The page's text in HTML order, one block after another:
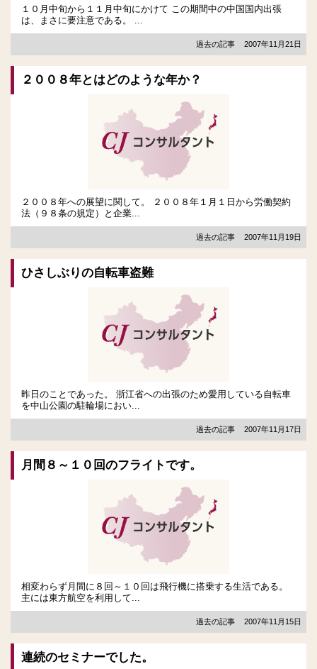
１０月中旬から１１月中旬にかけて この期間中の中国国内出張
は、まさに要注意である。 ...
過去の記事 2007年11月21日
２００８年とはどのような年か？
２００８年への展望に関して。 ２００８年１月１日から労働契約
法（９８条の規定）と企業...
過去の記事 2007年11月19日
ひさしぶりの自転車盗難
昨日のことであった。 浙江省への出張のため愛用している自転車
を中山公園の駐輪場におい...
過去の記事 2007年11月17日
月間８～１０回のフライトです。
相変わらず月間に８回～１０回は飛行機に搭乗する生活である。
主には東方航空を利用して...
過去の記事 2007年11月15日
連続のセミナーでした。